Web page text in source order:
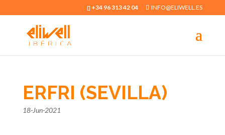
+34 96 313 42 04 INFO@ELIWELL.ES
ERFRI (SEVILLA)
18-Jun-2021